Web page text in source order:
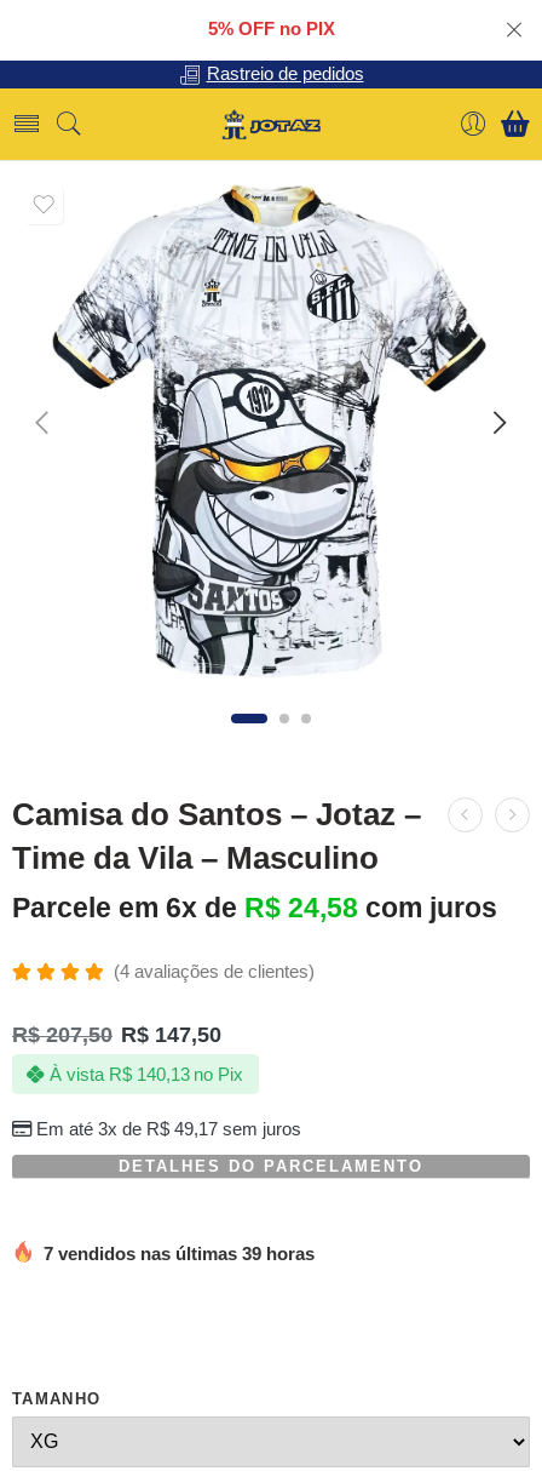
5% OFF no PIX
Rastreio de pedidos
Camisa do Santos – Jotaz –
Time da Vila – Masculino
Parcele em 6x de R$ 24,58 com juros
5.00de 5,
com
baseado
em
de
clientes
(4avaliações de clientes)
R$207,50 R$ 147,50
Em até 3x de R$49,17sem juros
À vista R$140,13 no Pix
DETALHES DO PARCELAMENTO
7 vendidos nas últimas 39 horas
TAMANHO